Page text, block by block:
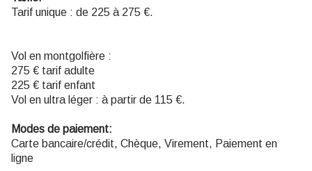
Tarif unique : de 225 à 275 €.
Vol en montgolfière :
275 € tarif adulte
225 € tarif enfant
Vol en ultra léger : à partir de 115 €.
Modes de paiement:
Carte bancaire/crédit, Chèque, Virement, Paiement en
ligne